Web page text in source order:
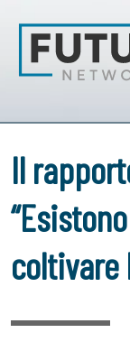
Il
coltivare